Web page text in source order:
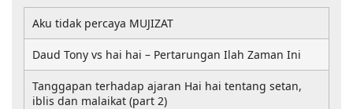
Aku tidak percaya MUJIZAT
Daud Tony vs hai hai – Pertarungan Ilah Zaman Ini
Tanggapan terhadap ajaran Hai hai tentang setan,
iblis dan malaikat (part 2)